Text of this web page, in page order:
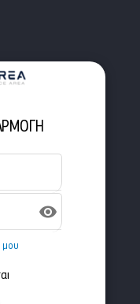
visibility
μου